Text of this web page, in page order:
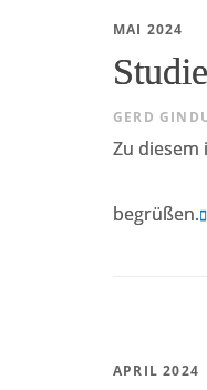
MAI 2024
GERD
Zu diesem
begrüßen.
APRIL 2024